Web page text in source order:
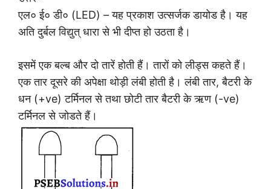
एल० ई० डी० (LED) – यह प्रकाश उत्सर्जक डायोड है। यह
अति दुर्बल विद्युत् धारा से भी दीप्त हो उठता है।
इसमें एक बल्ब और दो तारें होती हैं। तारों को लीड्स कहते हैं।
एक तार दूसरे की अपेक्षा थोड़ी लंबी होती है। लंबी तार, बैटरी के
धन (+ve) टर्मिनल से तथा छोटी तार बैटरी के ऋण (-ve)
टर्मिनल से जोडते हैं।